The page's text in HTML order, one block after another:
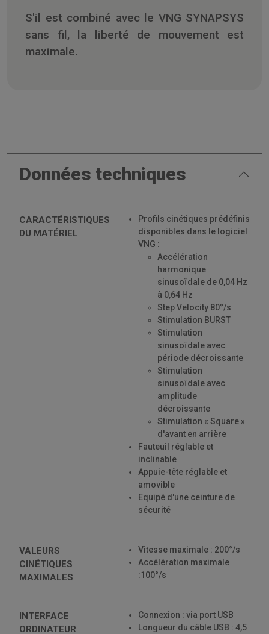
S'il est combiné avec le VNG SYNAPSYS
sans fil, la liberté de mouvement est
maximale.
Données techniques
CARACTÉRISTIQUES
DU MATÉRIEL
Profils cinétiques prédéfinis
disponibles dans le logiciel
VNG :
Accélération
harmonique
sinusoïdale de 0,04 Hz
à 0,64 Hz
Step Velocity 80°/s
Stimulation BURST
Stimulation
sinusoïdale avec
période décroissante
Stimulation
sinusoïdale avec
amplitude
décroissante
Stimulation « Square »
d'avant en arrière
Fauteuil réglable et
inclinable
Appuie-tête réglable et
amovible
Equipé d'une ceinture de
sécurité
VALEURS
CINÉTIQUES
MAXIMALES
Vitesse maximale : 200°/s
Accélération maximale
:100°/s
INTERFACE
ORDINATEUR
Connexion : via port USB
Longueur du câble USB : 4,5